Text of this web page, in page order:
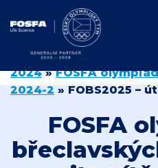
Domů»FOSFA
2024»FOSFA
2024-2 » FOBS2025 –
FOSFA